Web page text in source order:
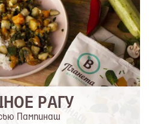
РАГУ
Пампинаш